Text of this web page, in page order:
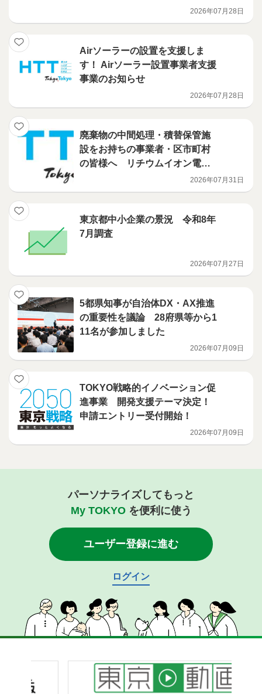
2026年07月28日
Airソーラーの設置を支援しま
す！ Airソーラー設置事業者支援
事業のお知らせ
2026年07月28日
廃棄物の中間処理・積替保管施
設をお持ちの事業者・区市町村
の皆様へ リチウムイオン電池
火災対策を、都が支援します
（電池検知機・火災検知機等の
2026年07月31日
東京都中小企業の景況 令和8年
7月調査
2026年07月27日
5都県知事が自治体DX・AX推進
の重要性を議論 28府県等から1
11名が参加しました
2026年07月09日
TOKYO戦略的イノベーション促
進事業 開発支援テーマ決定！
申請エントリー受付開始！
2026年07月09日
パーソナライズしてもっと
My TOKYOを便利に使う
ユーザー登録に進む
ログイン